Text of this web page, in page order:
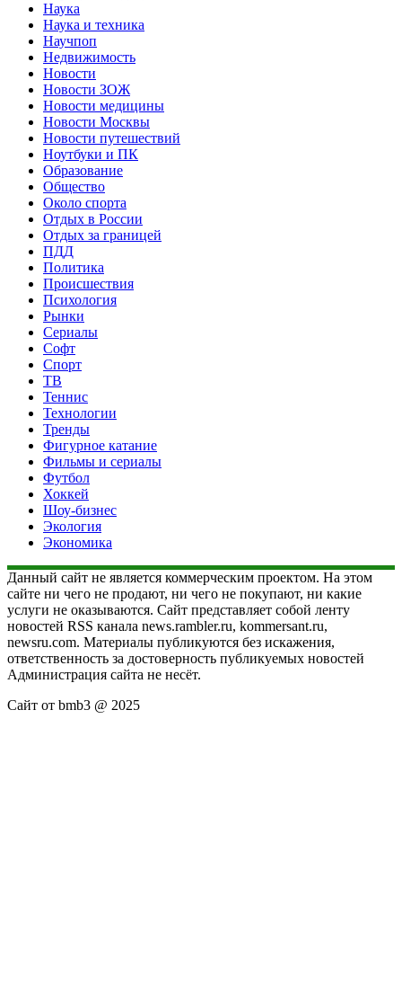
Наука
Наука и техника
Научпоп
Недвижимость
Новости
Новости ЗОЖ
Новости медицины
Новости Москвы
Новости путешествий
Ноутбуки и ПК
Образование
Общество
Около спорта
Отдых в России
Отдых за границей
ПДД
Политика
Происшествия
Психология
Рынки
Сериалы
Софт
Спорт
ТВ
Теннис
Технологии
Тренды
Фигурное катание
Фильмы и сериалы
Футбол
Хоккей
Шоу-бизнес
Экология
Экономика
Данный сайт не является коммерческим проектом. На этом
сайте ни чего не продают, ни чего не покупают, ни какие
услуги не оказываются. Сайт представляет собой ленту
новостей RSS канала news.rambler.ru, kommersant.ru,
newsru.com. Материалы публикуются без искажения,
ответственность за достоверность публикуемых новостей
Администрация сайта не несёт.
Сайт от bmb3 @ 2025